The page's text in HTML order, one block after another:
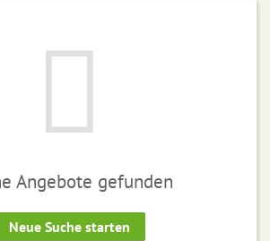
Angebote gefunden
Neue Suche starten